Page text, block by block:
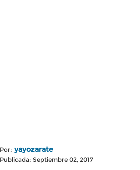
Por: yayozarate
Publicada: Septiembre 02, 2017